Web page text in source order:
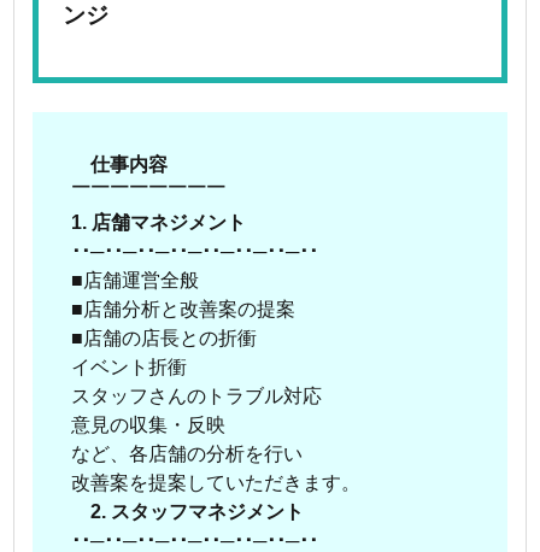
ンジ
仕事内容
￣￣￣￣￣￣￣￣
1. 店舗マネジメント
･･─･･─･･─･･─･･─･･─･･─･･
■店舗運営全般
■店舗分析と改善案の提案
■店舗の店長との折衝
イベント折衝
スタッフさんのトラブル対応
意見の収集・反映
など、各店舗の分析を行い
改善案を提案していただきます。
2. スタッフマネジメント
･･─･･─･･─･･─･･─･･─･･─･･